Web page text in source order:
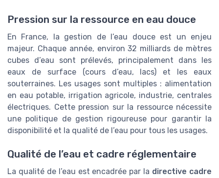
Pression sur la ressource en eau douce
En France, la gestion de l’eau douce est un enjeu
majeur. Chaque année, environ 32 milliards de mètres
cubes d’eau sont prélevés, principalement dans les
eaux de surface (cours d’eau, lacs) et les eaux
souterraines. Les usages sont multiples : alimentation
en eau potable, irrigation agricole, industrie, centrales
électriques. Cette pression sur la ressource nécessite
une politique de gestion rigoureuse pour garantir la
disponibilité et la qualité de l’eau pour tous les usages.
Qualité de l’eau et cadre réglementaire
La qualité de l’eau est encadrée par la directive cadre